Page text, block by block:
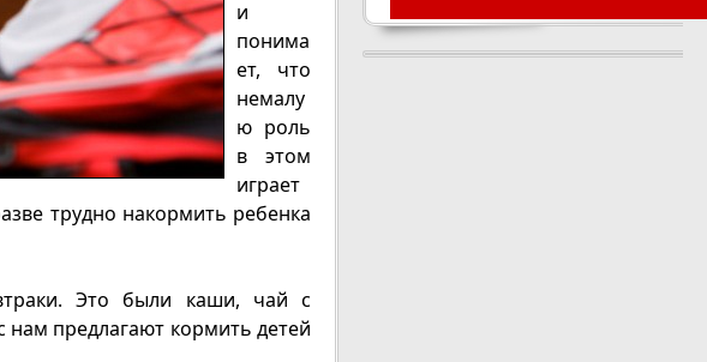
и
понима
ет, что
немалу
ю роль
в этом
играет
трудно накормить ребенка
Это были каши, чай с
предлагают кормить детей